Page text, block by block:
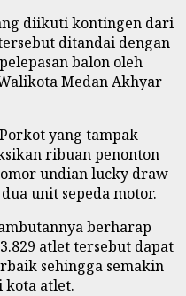
diikuti kontingen dari
ditandai dengan
balon oleh
Medan Akhyar
yang tampak
ribuan penonton
undian lucky draw
unit sepeda motor.
berharap
atlet tersebut dapat
sehingga semakin
kota atlet.